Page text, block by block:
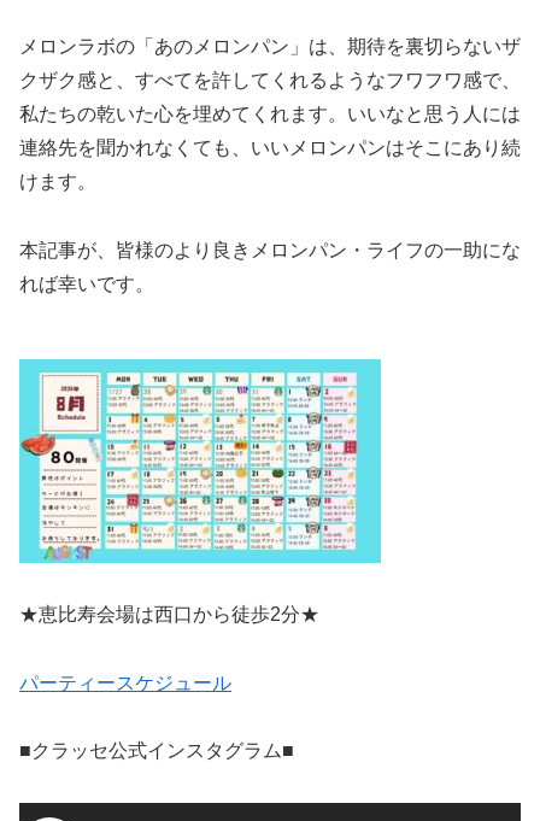
メロンラボの「あのメロンパン」は、期待を裏切らないザ
クザク感と、すべてを許してくれるようなフワフワ感で、
私たちの乾いた心を埋めてくれます。いいなと思う人には
連絡先を聞かれなくても、いいメロンパンはそこにあり続
けます。
本記事が、皆様のより良きメロンパン・ライフの一助にな
れば幸いです。
★恵比寿会場は西口から徒歩2分★
パーティースケジュール
■クラッセ公式インスタグラム■